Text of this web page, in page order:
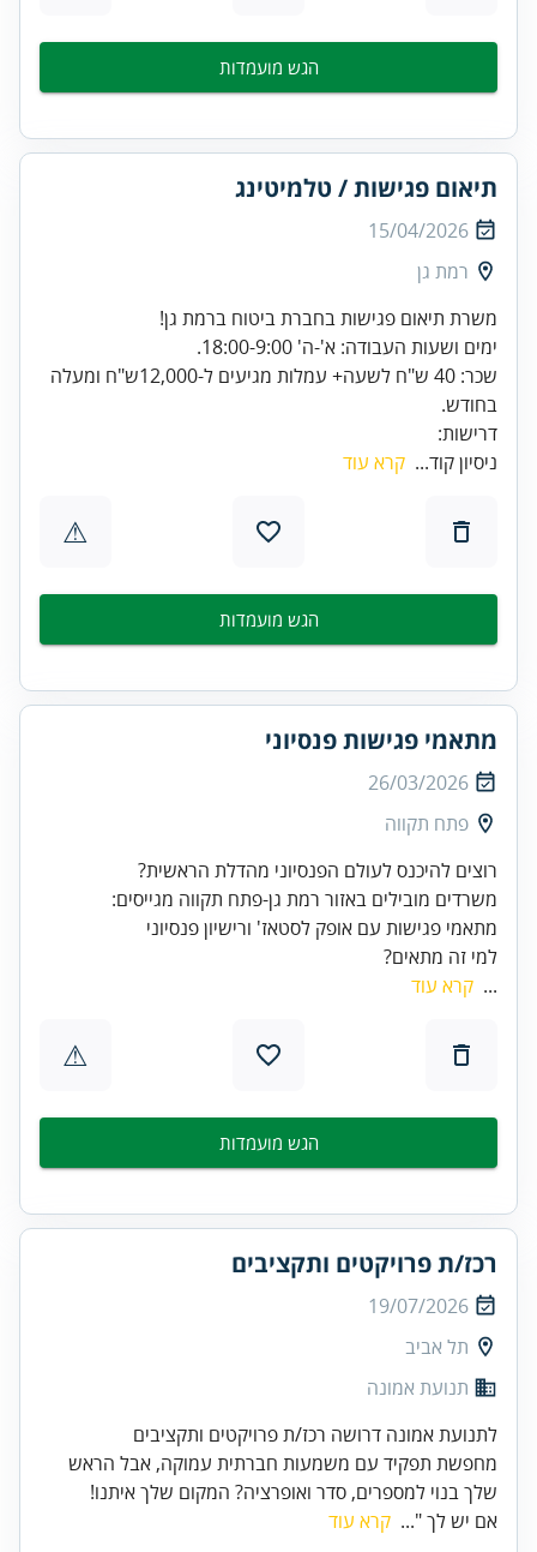
הגש מועמדות
תיאום פגישות / טלמיטינג
15/04/2026
רמת גן
שכר: 40 ש"ח לשעה+ עמלות מגיעים ל-12,000ש"ח ומעלה
דרישות:
ניסיון קוד... קרא עוד
⚠
הגש מועמדות
מתאמי פגישות פנסיוני
26/03/2026
פתח תקווה
מתאמי פגישות עם אופק לסטאז' ורישיון פנסיוני
למי זה מתאים?
... קרא עוד
⚠
הגש מועמדות
רכז/ת פרויקטים ותקציבים
19/07/2026
תל אביב
תנועת אמונה
לתנועת אמונה דרושה רכז/ת פרויקטים ותקציבים
מחפשת תפקיד עם משמעות חברתית עמוקה, אבל הראש
שלך בנוי למספרים, סדר ואופרציה? המקום שלך איתנו!
אם יש לך "... קרא עוד